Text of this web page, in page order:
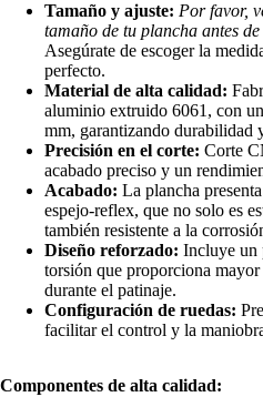
Tamaño y ajuste: Por favor,
tamaño de tu plancha antes
Asegúrate de escoger la
perfecto.
Material de alta calidad:
aluminio extruido 6061, con
mm, garantizando durabilidad
Precisión en el corte: Corte
acabado preciso y un
Acabado: La plancha
espejo-reflex, que no solo es
también resistente a la
Diseño reforzado: Incluye un
torsión que proporciona
durante el patinaje.
Configuración de ruedas:
facilitar el control y la
Componentes de alta calidad: